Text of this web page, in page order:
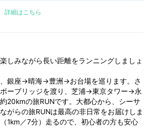
詳細はこちら
しみながら長い距離をランニングしましょ
銀座→晴海→豊洲→お台場を巡ります。さ
ーブリッジを渡り、芝浦→東京タワー→永
20kmの旅RUNです。大都心から、シーサ
がらの旅RUNは最高の非日常をお届けしま
1km／7分）走るので、初心者の方も安心